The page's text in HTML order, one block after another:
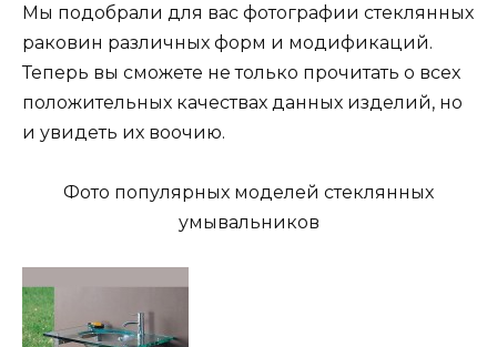
Мы подобрали для вас фотографии стеклянных
раковин различных форм и модификаций.
Теперь вы сможете не только прочитать о всех
положительных качествах данных изделий, но
и увидеть их воочию.
Фото популярных моделей стеклянных
умывальников